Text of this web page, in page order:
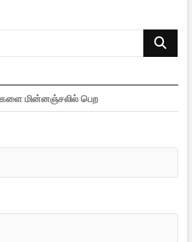
Search
மின்னஞ்சலில் பெற